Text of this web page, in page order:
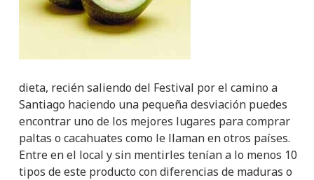
dieta, recién saliendo del Festival por el camino a
Santiago haciendo una pequeña desviación puedes
encontrar uno de los mejores lugares para comprar
paltas o cacahuates como le llaman en otros países.
Entre en el local y sin mentirles tenían a lo menos 10
tipos de este producto con diferencias de maduras o